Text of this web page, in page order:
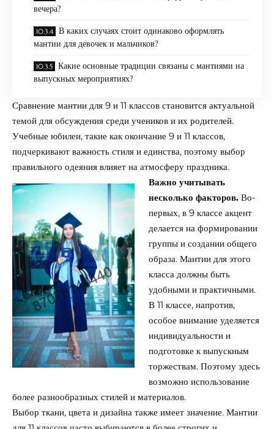
вечера?
В каких случаях стоит одинаково оформлять
мантии для девочек и мальчиков?
Какие основные традиции связаны с мантиями на
выпускных мероприятиях?
Сравнение мантии для 9 и 11 классов становится актуальной
темой для обсуждения среди учеников и их родителей.
Учебные юбилеи, такие как окончание 9 и 11 классов,
подчеркивают важность стиля и единства, поэтому выбор
правильного одеяния влияет на атмосферу праздника.
Важно учитывать
несколько факторов.Во-
первых, в 9 классе акцент
делается на формировании
группы и создании общего
образа. Мантии для этого
класса должны быть
удобными и практичными.
В 11 классе, напротив,
особое внимание уделяется
индивидуальности и
подготовке к выпускным
торжествам. Поэтому здесь
возможно использование
более разнообразных стилей и материалов.
Выбор ткани, цвета и дизайна также имеет значение. Мантии